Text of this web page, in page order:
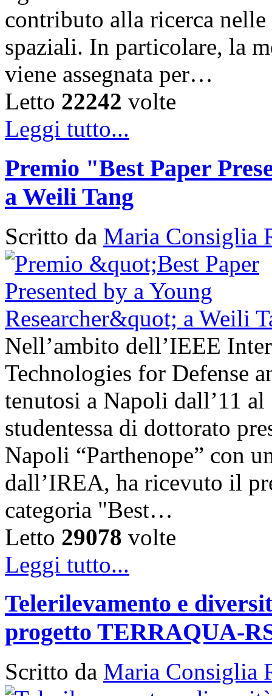
contributo alla ricerca nelle
spaziali. In particolare, la
viene assegnata per…
Letto 22242 volte
Leggi tutto...
Premio "Best Paper
a Weili Tang
Scritto da Maria Consiglia
Nell’ambito dell’IEEE
Technologies for Defense
tenutosi a Napoli dall’11
studentessa di dottorato
Napoli “Parthenope” con
dall’IREA, ha ricevuto il
categoria "Best…
Letto 29078 volte
Leggi tutto...
Telerilevamento e
progetto TERRAQUA-
Scritto da Maria Consiglia